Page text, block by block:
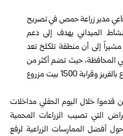
مدير زراعة حمص في تصريح
الميداني يهدف إلى دعم
مشيراً إلى أن منطقة تلكلخ تعد
في المحافظة، حيث تضم أكثر من
11 ألف بيت بلاستيكي مزروع بالفريز وقرابة 1500 بيت مزروع
قدموا خلال اليوم الحقلي مداخلات
التي تصيب الزراعات المحمية
أفضل الممارسات الزراعية لرفع